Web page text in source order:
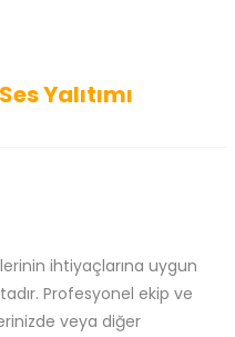
Yalıtımı
ihtiyaçlarına uygun
Profesyonel ekip ve
veya diğer